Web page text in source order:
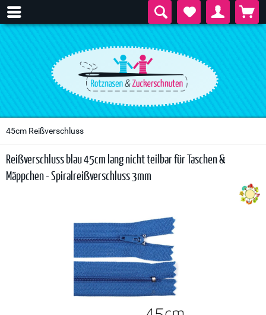
45cm Reißverschluss
Reißverschluss blau 45cm lang nicht teilbar für Taschen &
Mäppchen - Spiralreißverschluss 3mm